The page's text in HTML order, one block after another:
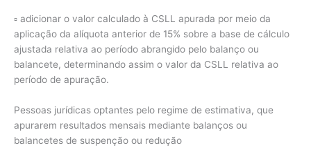
▫ adicionar o valor calculado à CSLL apurada por meio da
aplicação da alíquota anterior de 15% sobre a base de cálculo
ajustada relativa ao período abrangido pelo balanço ou
balancete, determinando assim o valor da CSLL relativa ao
período de apuração.
Pessoas jurídicas optantes pelo regime de estimativa, que
apurarem resultados mensais mediante balanços ou
balancetes de suspenção ou redução